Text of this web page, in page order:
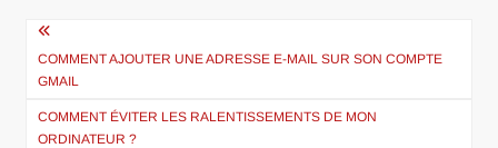
Navigation
de
l’article
COMMENT AJOUTER UNE ADRESSE E-MAIL SUR SON COMPTE
GMAIL
COMMENT ÉVITER LES RALENTISSEMENTS DE MON
ORDINATEUR ?